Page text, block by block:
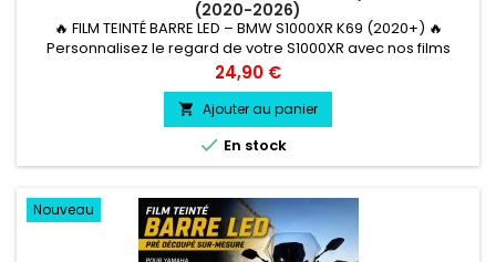
(2020-2026)
🔥 FILM TEINTÉ BARRE LED – BMW S1000XR K69 (2020+) 🔥
Personnalisez le regard de votre S1000XR avec nos films
teintés pré-découpés spécialement pour les barres LED
d’origine.✅ Découpe sur mesure✅ Pose simple et rapide✅
Ajustement parfait✅ Protection contre les UV et les micro-
rayures✅ Film premium haute résistance✅ Sans modification
de la moto🎨 Coloris...
Prix
24,90 €
 Ajouter au panier
 En stock
Nouveau